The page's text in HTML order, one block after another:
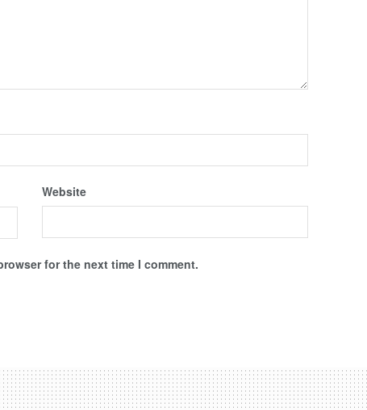
Website
for the next time I comment.